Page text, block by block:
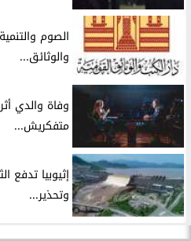
الصوم
والوثائق...
وفاة والدي
متفكريش...
إثيوبيا تدفع
وتحذير...